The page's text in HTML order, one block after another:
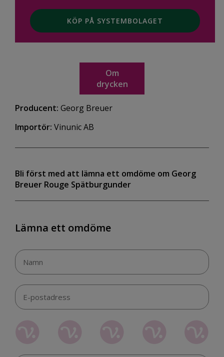
KÖP PÅ SYSTEMBOLAGET
Om
drycken
Producent: Georg Breuer
Importör: Vinunic AB
Bli först med att lämna ett omdöme om Georg
Breuer Rouge Spätburgunder
Lämna ett omdöme